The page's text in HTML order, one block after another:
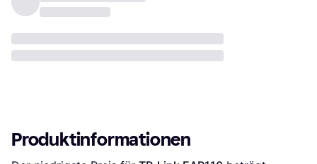
Produktinformationen